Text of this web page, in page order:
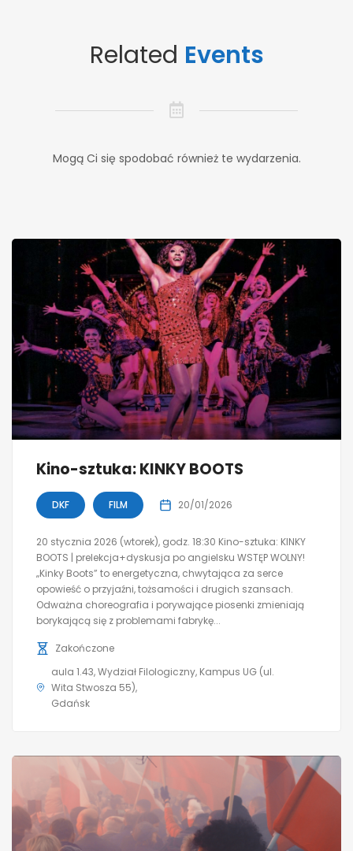
Related Events
Mogą Ci się spodobać również te wydarzenia.
Kino-sztuka: KINKY BOOTS
DKF FILM 20/01/2026
20 stycznia 2026 (wtorek), godz. 18:30 Kino-sztuka: KINKY
BOOTS | prelekcja+dyskusja po angielsku WSTĘP WOLNY!
„Kinky Boots” to energetyczna, chwytająca za serce
opowieść o przyjaźni, tożsamości i drugich szansach.
Odważna choreografia i porywające piosenki zmieniają
borykającą się z problemami fabrykę...
Zakończone
aula 1.43, Wydział Filologiczny, Kampus UG (ul.
Wita Stwosza 55)
Gdańsk